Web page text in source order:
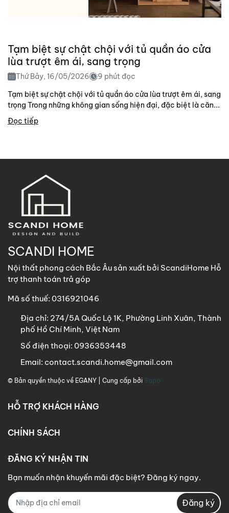
Tạm biệt sự chật chội với tủ quần áo cửa
lùa trượt êm ái, sang trọng
Thứ Bảy, 16/05/2026
9 phút đọc
Tạm biệt sự chật chội với tủ quần áo cửa lùa trượt êm ái, sang
trọng Trong những không gian sống hiện đại, đặc biệt là căn...
Đọc tiếp
SCANDI HOME
Nội thất phong cách Bắc Âu sản xuất bởi ScandiHome Hỗ
trợ thanh toán trả góp
Mã số thuế: 0316921046
Địa chỉ: 274/5A Quốc Lộ 1K, Phường Linh Xuân, Thành
phố Hồ Chí Minh, Việt Nam
Số điện thoại: 0936353448
Email: contact.scandi.home@gmail.com
© Bản quyền thuộc về EGANY | Cung cấp bởi Sapo
HỖ TRỢ KHÁCH HÀNG
CHÍNH SÁCH
ĐĂNG KÝ NHẬN TIN
Bạn muốn nhận khuyến mãi đặc biệt? Đăng ký ngay.
Đăng ký